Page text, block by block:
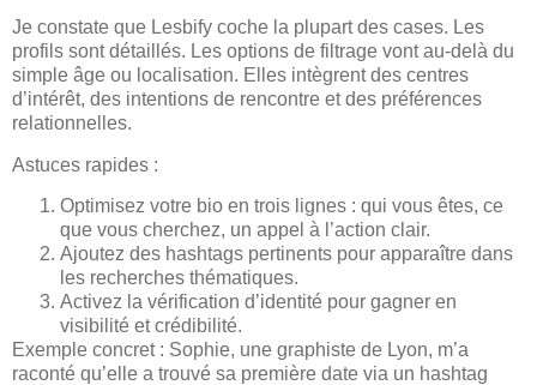
Je constate que Lesbify coche la plupart des cases. Les
profils sont détaillés. Les options de filtrage vont au-delà du
simple âge ou localisation. Elles intègrent des centres
d’intérêt, des intentions de rencontre et des préférences
relationnelles.
Astuces rapides :
Optimisez votre bio en trois lignes : qui vous êtes, ce
que vous cherchez, un appel à l’action clair.
Ajoutez des hashtags pertinents pour apparaître dans
les recherches thématiques.
Activez la vérification d’identité pour gagner en
visibilité et crédibilité.
Exemple concret : Sophie, une graphiste de Lyon, m’a
raconté qu’elle a trouvé sa première date via un hashtag